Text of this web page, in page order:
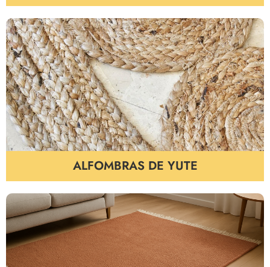
ALFOMBRAS DE YUTE